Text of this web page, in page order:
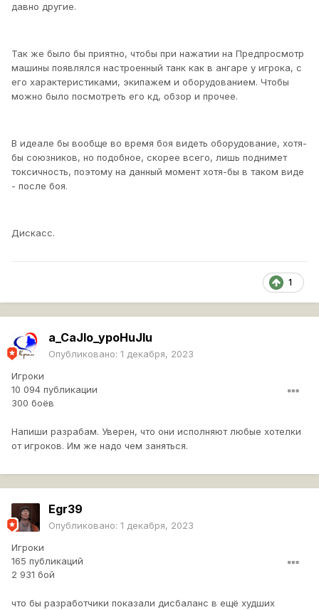
давно другие.
Так же было бы приятно, чтобы при нажатии на Предпросмотр
машины появлялся настроенный танк как в ангаре у игрока, с
его характеристиками, экипажем и оборудованием. Чтобы
можно было посмотреть его кд, обзор и прочее.
В идеале бы вообще во время боя видеть оборудование, хотя-
бы союзников, но подобное, скорее всего, лишь поднимет
токсичность, поэтому на данный момент хотя-бы в таком виде
- после боя.
Дискасс.
1
a_CaJIo_ypoHuJIu
Опубликовано: 1 декабря, 2023
Игроки
10 094 публикации
300 боёв
Напиши разрабам. Уверен, что они исполняют любые хотелки
от игроков. Им же надо чем заняться.
Egr39
Опубликовано: 1 декабря, 2023
Игроки
165 публикаций
2 931 бой
что бы разработчики показали дисбаланс в ещё худших